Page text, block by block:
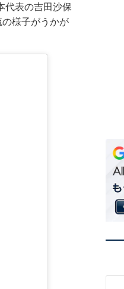
代表の吉田沙保
様子がうかが